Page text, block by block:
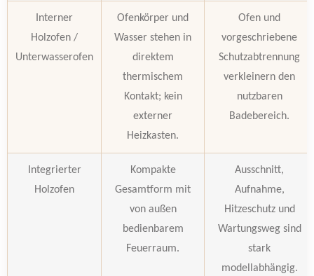
Interner
Holzofen /
Unterwasserofen
Ofenkörper und
Wasser stehen in
direktem
thermischem
Kontakt; kein
externer
Heizkasten.
Ofen und
vorgeschriebene
Schutzabtrennung
verkleinern den
nutzbaren
Badebereich.
Integrierter
Holzofen
Kompakte
Gesamtform mit
von außen
bedienbarem
Feuerraum.
Ausschnitt,
Aufnahme,
Hitzeschutz und
Wartungsweg sind
stark
modellabhängig.